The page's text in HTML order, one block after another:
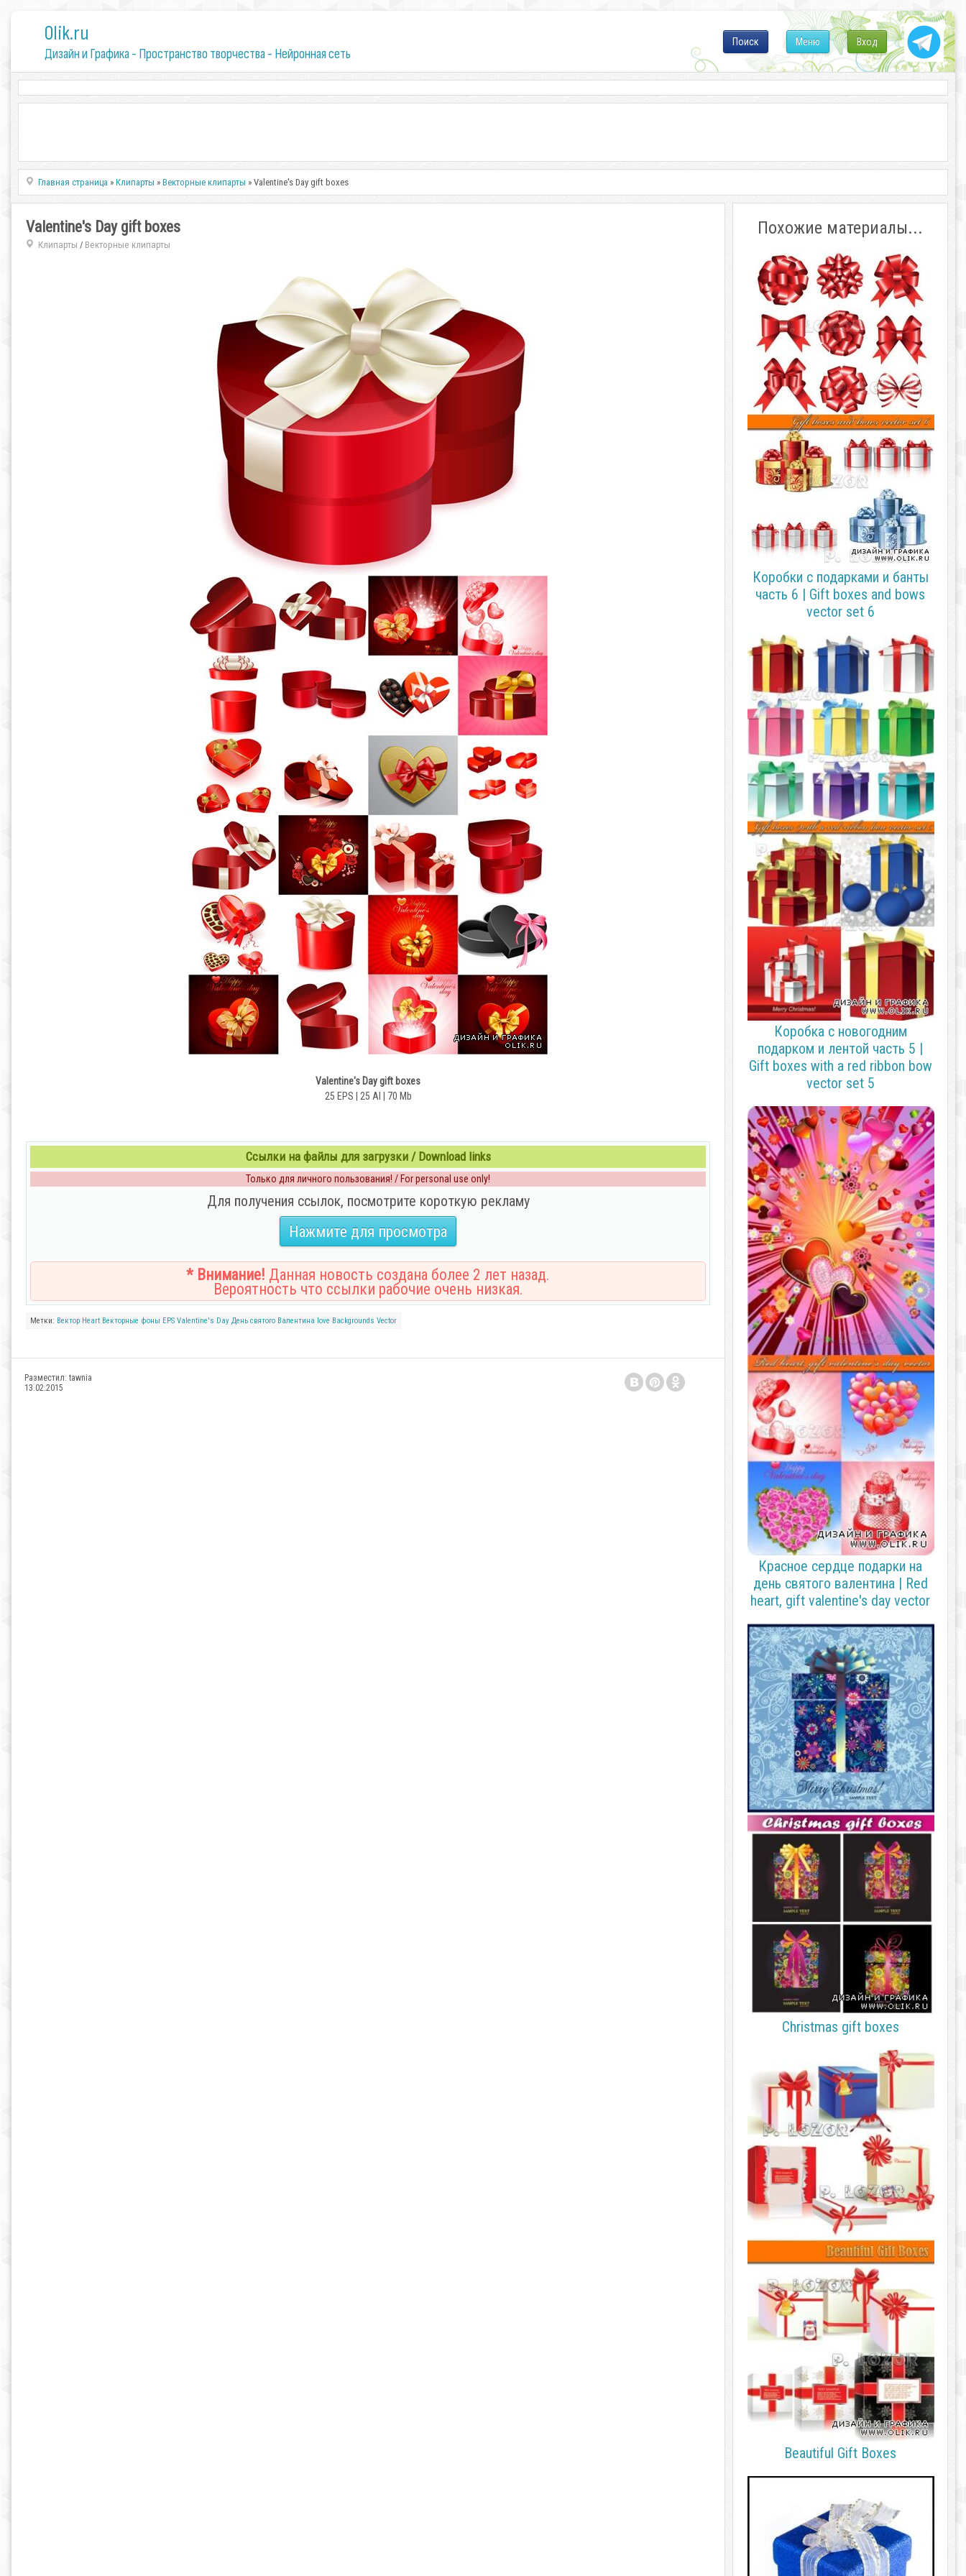
0lik.ru
Дизайн и Графика - Пространство творчества - Нейронная сеть
Вход
Меню
Поиск
Главная страница »Клипарты »Векторные клипарты » Valentine's Day gift boxes
Valentine's Day gift boxes
Клипарты / Векторные клипарты
Valentine's Day gift boxes
25 EPS | 25 AI | 70 Mb
Ссылки на файлы для загрузки / Download links
Только для личного пользования! / For personal use only!
Для получения ссылок, посмотрите короткую рекламу
Нажмите для просмотра
* Внимание! Данная новость создана более 2 лет назад.
Вероятность что ссылки рабочие очень низкая.
Метки: Вектор Heart Векторные фоны EPS Valentine's Day День святого Валентина love Backgrounds Vector
Разместил: tawnia
13.02.2015
Похожие материалы...
Коробки с подарками и банты
часть 6 | Gift boxes and bows
vector set 6
Коробка с новогодним
подарком и лентой часть 5 |
Gift boxes with a red ribbon bow
vector set 5
Красное сердце подарки на
день святого валентина | Red
heart, gift valentine's day vector
Christmas gift boxes
Beautiful Gift Boxes